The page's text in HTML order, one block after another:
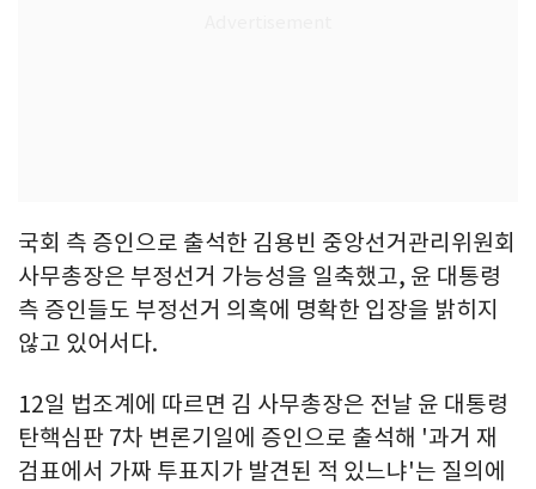
국회 측 증인으로 출석한 김용빈 중앙선거관리위원회
사무총장은 부정선거 가능성을 일축했고, 윤 대통령
측 증인들도 부정선거 의혹에 명확한 입장을 밝히지
않고 있어서다.
12일 법조계에 따르면 김 사무총장은 전날 윤 대통령
탄핵심판 7차 변론기일에 증인으로 출석해 '과거 재
검표에서 가짜 투표지가 발견된 적 있느냐'는 질의에